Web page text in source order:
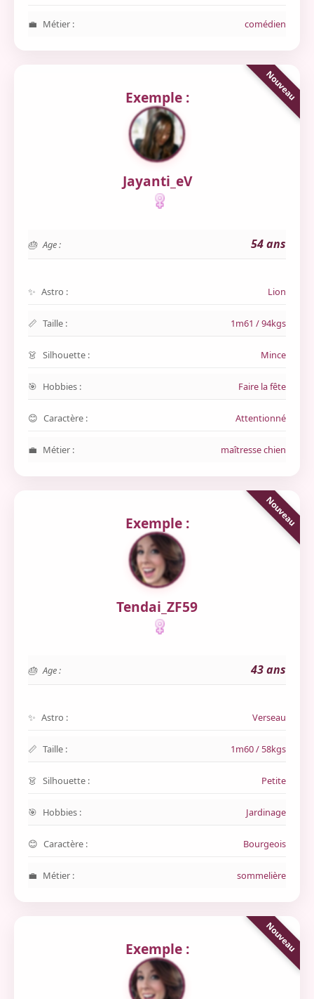
Métier : comédien
Exemple :
Jayanti_eV
Age : 54 ans
Astro : Lion
Taille : 1m61 / 94kgs
Silhouette : Mince
Hobbies : Faire la fête
Caractère : Attentionné
Métier : maîtresse chien
Exemple :
Tendai_ZF59
Age : 43 ans
Astro : Verseau
Taille : 1m60 / 58kgs
Silhouette : Petite
Hobbies : Jardinage
Caractère : Bourgeois
Métier : sommelière
Exemple :